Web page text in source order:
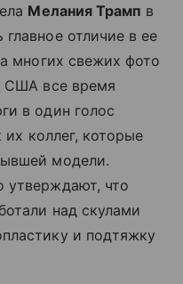
Мелания Трамп в
отличие в ее
многих свежих фото
США все время
в один голос
их коллег, которые
модели.
утверждают, что
над скулами
и подтяжку